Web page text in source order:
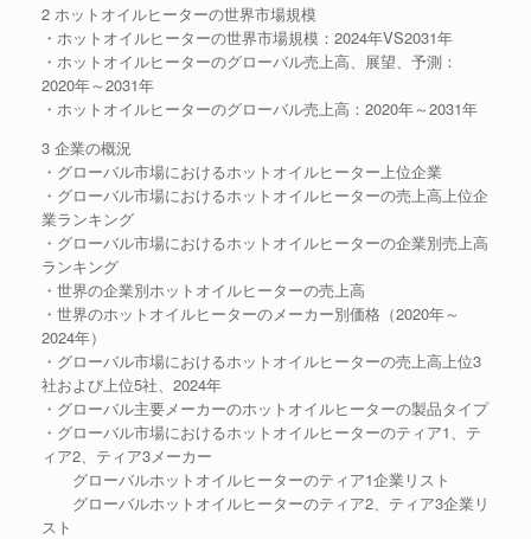
2 ホットオイルヒーターの世界市場規模
・ホットオイルヒーターの世界市場規模：2024年VS2031年
・ホットオイルヒーターのグローバル売上高、展望、予測：
2020年～2031年
・ホットオイルヒーターのグローバル売上高：2020年～2031年
3 企業の概況
・グローバル市場におけるホットオイルヒーター上位企業
・グローバル市場におけるホットオイルヒーターの売上高上位企
業ランキング
・グローバル市場におけるホットオイルヒーターの企業別売上高
ランキング
・世界の企業別ホットオイルヒーターの売上高
・世界のホットオイルヒーターのメーカー別価格（2020年～
2024年）
・グローバル市場におけるホットオイルヒーターの売上高上位3
社および上位5社、2024年
・グローバル主要メーカーのホットオイルヒーターの製品タイプ
・グローバル市場におけるホットオイルヒーターのティア1、テ
ィア2、ティア3メーカー
グローバルホットオイルヒーターのティア1企業リスト
グローバルホットオイルヒーターのティア2、ティア3企業リ
スト